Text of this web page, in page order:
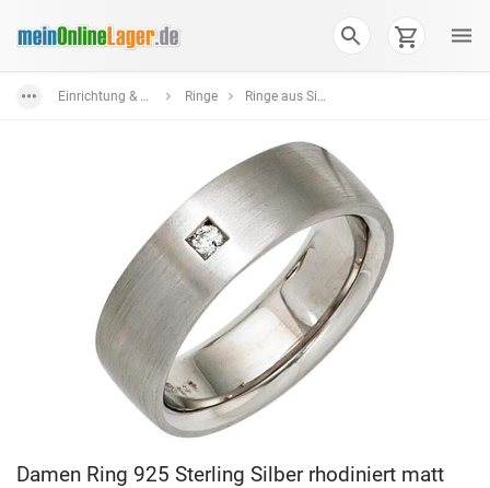
Einrichtung & Wohnaccessoires Ringe Ringe aus Silber in verschiedenen Farben und Formen
Damen Ring 925 Sterling Silber rhodiniert matt